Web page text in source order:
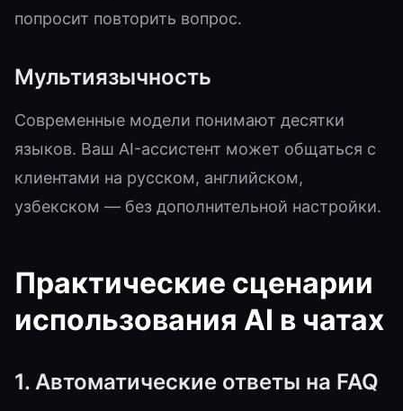
попросит повторить вопрос.
Мультиязычность
Современные модели понимают десятки
языков. Ваш AI-ассистент может общаться с
клиентами на русском, английском,
узбекском — без дополнительной настройки.
Практические сценарии
использования AI в чатах
1. Автоматические ответы на FAQ